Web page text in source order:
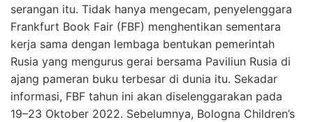
serangan itu. Tidak hanya mengecam, penyelenggara
Frankfurt Book Fair (FBF) menghentikan sementara
kerja sama dengan lembaga bentukan pemerintah
Rusia yang mengurus gerai bersama Paviliun Rusia di
ajang pameran buku terbesar di dunia itu. Sekadar
informasi, FBF tahun ini akan diselenggarakan pada
19–23 Oktober 2022. Sebelumnya, Bologna Children’s